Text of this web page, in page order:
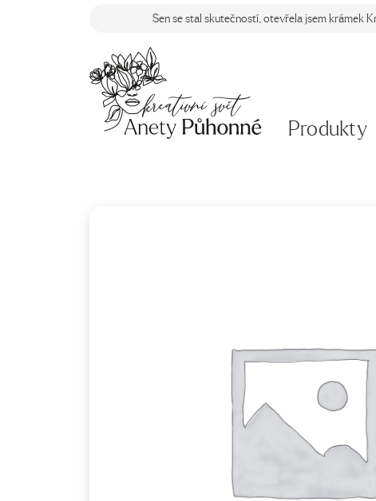
Sen se stal skutečností, otevřela jsem krámek
Produkty